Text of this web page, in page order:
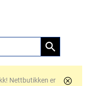
Nettbutikken er